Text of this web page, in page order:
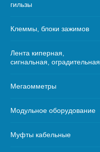
гильзы
Клеммы, блоки зажимов
Лента киперная,
сигнальная, оградительная
Мегаомметры
Модульное оборудование
Муфты кабельные